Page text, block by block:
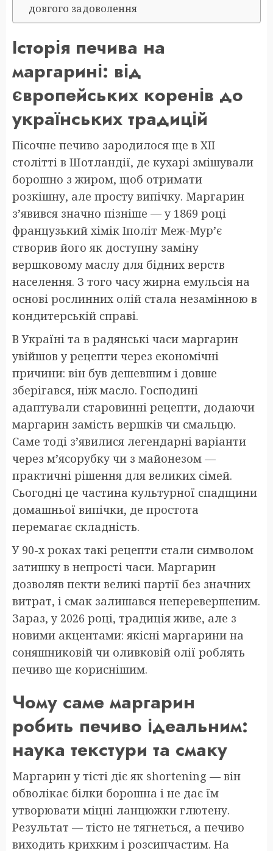
довгого задоволення
Історія печива на
маргарині: від
європейських коренів до
українських традицій
Пісочне печиво зародилося ще в XII
столітті в Шотландії, де кухарі змішували
борошно з жиром, щоб отримати
розкішну, але просту випічку. Маргарин
з’явився значно пізніше — у 1869 році
французький хімік Іполіт Меж-Мур’є
створив його як доступну заміну
вершковому маслу для бідних верств
населення. З того часу жирна емульсія на
основі рослинних олій стала незамінною в
кондитерській справі.
В Україні та в радянські часи маргарин
увійшов у рецепти через економічні
причини: він був дешевшим і довше
зберігався, ніж масло. Господині
адаптували старовинні рецепти, додаючи
маргарин замість вершків чи смальцю.
Саме тоді з’явилися легендарні варіанти
через м’ясорубку чи з майонезом —
практичні рішення для великих сімей.
Сьогодні це частина культурної спадщини
домашньої випічки, де простота
перемагає складність.
У 90-х роках такі рецепти стали символом
затишку в непрості часи. Маргарин
дозволяв пекти великі партії без значних
витрат, і смак залишався неперевершеним.
Зараз, у 2026 році, традиція живе, але з
новими акцентами: якісні маргарини на
соняшниковій чи оливковій олії роблять
печиво ще кориснішим.
Чому саме маргарин
робить печиво ідеальним:
наука текстури та смаку
Маргарин у тісті діє як shortening — він
обволікає білки борошна і не дає їм
утворювати міцні ланцюжки глютену.
Результат — тісто не тягнеться, а печиво
виходить крихким і розсипчастим. На